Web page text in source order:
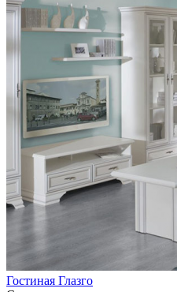
Гостиная Глазго